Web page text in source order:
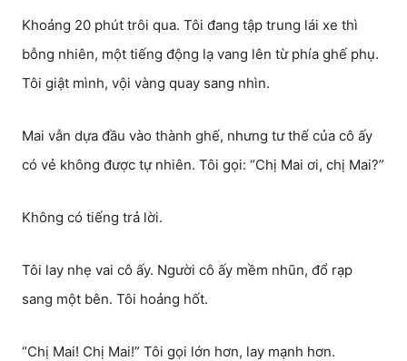
Khoảng 20 phút trôi qua. Tôi đang tập trung lái xe thì
bỗng nhiên, một tiếng động lạ vang lên từ phía ghế phụ.
Tôi giật mình, vội vàng quay sang nhìn.
Mai vẫn dựa đầu vào thành ghế, nhưng tư thế của cô ấy
có vẻ không được tự nhiên. Tôi gọi: “Chị Mai ơi, chị Mai?”
Không có tiếng trả lời.
Tôi lay nhẹ vai cô ấy. Người cô ấy mềm nhũn, đổ rạp
sang một bên. Tôi hoảng hốt.
“Chị Mai! Chị Mai!” Tôi gọi lớn hơn, lay mạnh hơn.